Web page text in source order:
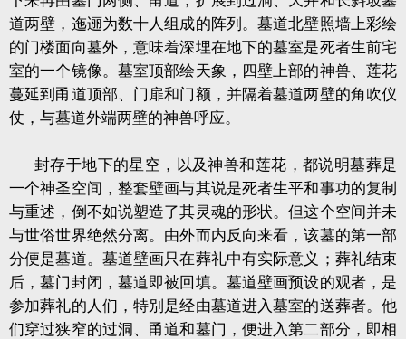
道两壁，迤逦为数十人组成的阵列。墓道北壁照墙上彩绘
的门楼面向墓外，意味着深埋在地下的墓室是死者生前宅
室的一个镜像。墓室顶部绘天象，四壁上部的神兽、莲花
蔓延到甬道顶部、门扉和门额，并隔着墓道两壁的角吹仪
仗，与墓道外端两壁的神兽呼应。
封存于地下的星空，以及神兽和莲花，都说明墓葬是
一个神圣空间，整套壁画与其说是死者生平和事功的复制
与重述，倒不如说塑造了其灵魂的形状。但这个空间并未
与世俗世界绝然分离。由外而内反向来看，该墓的第一部
分便是墓道。墓道壁画只在葬礼中有实际意义；葬礼结束
后，墓门封闭，墓道即被回填。墓道壁画预设的观者，是
参加葬礼的人们，特别是经由墓道进入墓室的送葬者。他
们穿过狭窄的过洞、甬道和墓门，便进入第二部分，即相